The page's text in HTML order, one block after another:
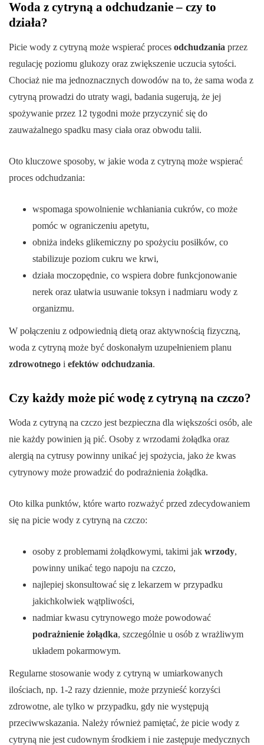
Woda z cytryną a odchudzanie – czy to
działa?
Picie wody z cytryną może wspierać proces odchudzania przez
regulację poziomu glukozy oraz zwiększenie uczucia sytości.
Chociaż nie ma jednoznacznych dowodów na to, że sama woda z
cytryną prowadzi do utraty wagi, badania sugerują, że jej
spożywanie przez 12 tygodni może przyczynić się do
zauważalnego spadku masy ciała oraz obwodu talii.
Oto kluczowe sposoby, w jakie woda z cytryną może wspierać
proces odchudzania:
wspomaga spowolnienie wchłaniania cukrów, co może
pomóc w ograniczeniu apetytu,
obniża indeks glikemiczny po spożyciu posiłków, co
stabilizuje poziom cukru we krwi,
działa moczopędnie, co wspiera dobre funkcjonowanie
nerek oraz ułatwia usuwanie toksyn i nadmiaru wody z
organizmu.
W połączeniu z odpowiednią dietą oraz aktywnością fizyczną,
woda z cytryną może być doskonałym uzupełnieniem planu
zdrowotnego i efektów odchudzania.
Czy każdy może pić wodę z cytryną na czczo?
Woda z cytryną na czczo jest bezpieczna dla większości osób, ale
nie każdy powinien ją pić. Osoby z wrzodami żołądka oraz
alergią na cytrusy powinny unikać jej spożycia, jako że kwas
cytrynowy może prowadzić do podrażnienia żołądka.
Oto kilka punktów, które warto rozważyć przed zdecydowaniem
się na picie wody z cytryną na czczo:
osoby z problemami żołądkowymi, takimi jak wrzody,
powinny unikać tego napoju na czczo,
najlepiej skonsultować się z lekarzem w przypadku
jakichkolwiek wątpliwości,
nadmiar kwasu cytrynowego może powodować
podrażnienie żołądka, szczególnie u osób z wrażliwym
układem pokarmowym.
Regularne stosowanie wody z cytryną w umiarkowanych
ilościach, np. 1-2 razy dziennie, może przynieść korzyści
zdrowotne, ale tylko w przypadku, gdy nie występują
przeciwwskazania. Należy również pamiętać, że picie wody z
cytryną nie jest cudownym środkiem i nie zastępuje medycznych